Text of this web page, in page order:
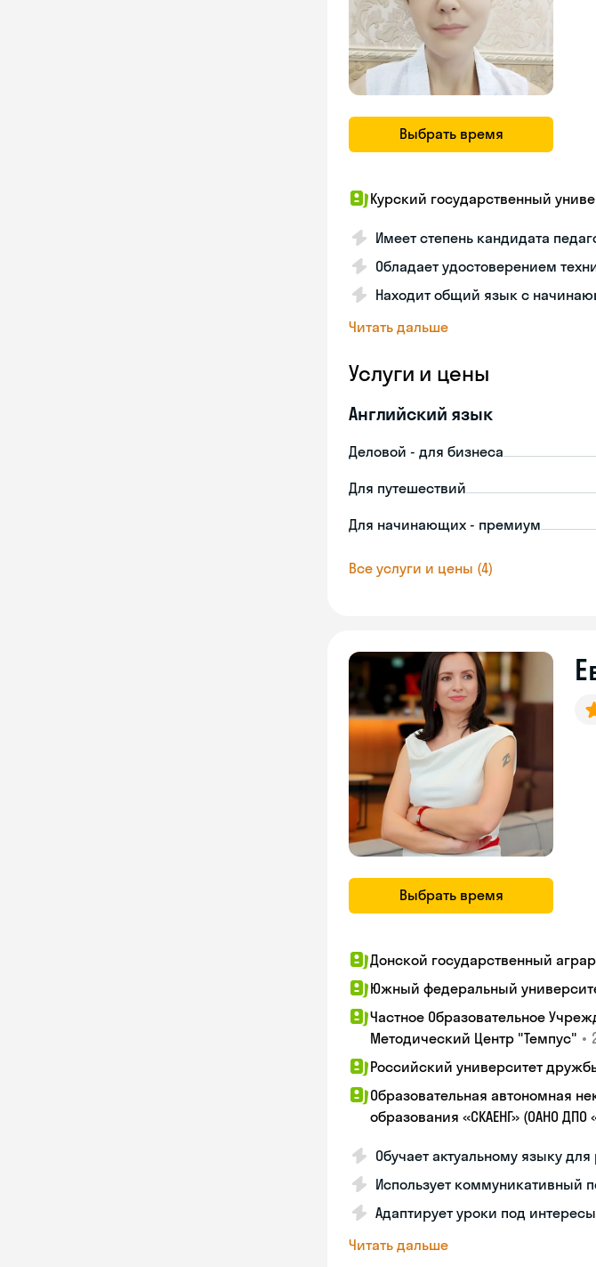
Выбрать время
Курский государственный
Имеет степень кандидата
Обладает удостоверением
Находит общий язык с
Читать дальше
Услуги и цены
Английский язык
Деловой - для бизнеса
Для путешествий
Для начинающих - премиум
Все услуги и цены (4)
Выбрать время
Донской государственный
Южный федеральный
Частное Образовательное
Методический Центр "Темпус" •
Российский университет
Образовательная автономная
образования «СКАЕНГ» (ОАНО ДПО
Обучает актуальному языку
Использует коммуникативный
Адаптирует уроки под
Читать дальше